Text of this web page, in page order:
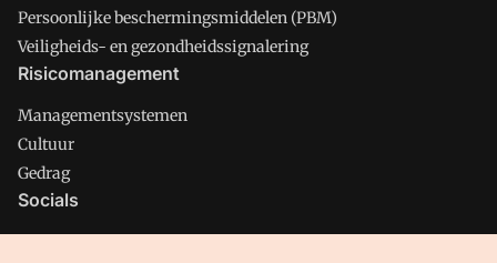
Persoonlijke beschermingsmiddelen (PBM)
Veiligheids- en gezondheidssignalering
Risicomanagement
Managementsystemen
Cultuur
Gedrag
Socials